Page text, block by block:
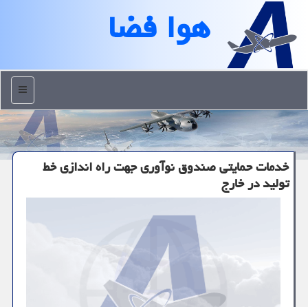
هوا فضا
منو
خدمات حمایتی صندوق نوآوری جهت راه اندازی خط
تولید در خارج